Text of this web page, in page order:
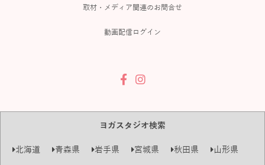
取材・メディア関連のお問合せ
動画配信ログイン
ヨガスタジオ検索
北海道 青森県 岩手県 宮城県 秋田県 山形県